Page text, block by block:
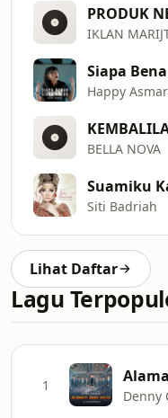
PRODUK
IKLAN
Siapa
Happy
BELLA NOVA
Suamiku
Siti Badriah
Lihat Daftar
Lagu
1
Denny